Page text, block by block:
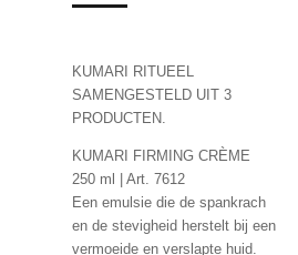
KUMARI RITUEEL
SAMENGESTELD UIT 3
PRODUCTEN.
KUMARI FIRMING CRÈME
250 ml | Art. 7612
Een emulsie die de spankrach
en de stevigheid herstelt bij een
vermoeide en verslapte huid.